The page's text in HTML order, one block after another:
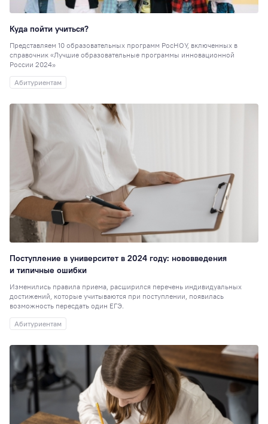
Куда пойти учиться?
Представляем 10 образовательных программ РосНОУ, включенных в
справочник «Лучшие образовательные программы инновационной
России 2024»
Абитуриентам
Поступление в университет в 2024 году: нововведения
и типичные ошибки
Изменились правила приема, расширился перечень индивидуальных
достижений, которые учитываются при поступлении, появилась
возможность пересдать один ЕГЭ.
Абитуриентам